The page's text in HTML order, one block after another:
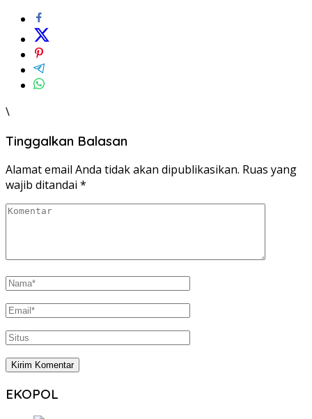
\
Tinggalkan Balasan
Alamat email Anda tidak akan dipublikasikan. Ruas yang
wajib ditandai *
EKOPOL